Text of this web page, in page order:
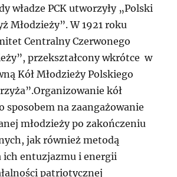
władze PCK utworzyły „Polski
Młodzieży”. W 1921 roku
Centralny Czerwonego
przekształcony wkrótce w
Kół Młodzieży Polskiego
kół
sposobem na zaangażowanie
młodzieży po zakończeniu
jak również metodą
ich entuzjazmu i energii
patriotycznej